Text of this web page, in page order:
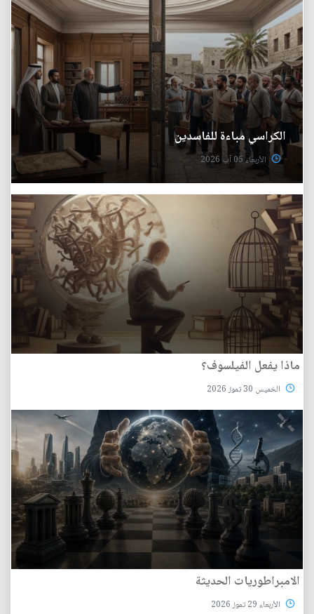
الكراسي مباءة للفاسدين
الأربعاء 05 آب 2026
ماذا يفعل الفيلسوف؟
الخميس 30 تموز 2026
الامبراطوريات الحديثة
الأربعاء 29 تموز 2026